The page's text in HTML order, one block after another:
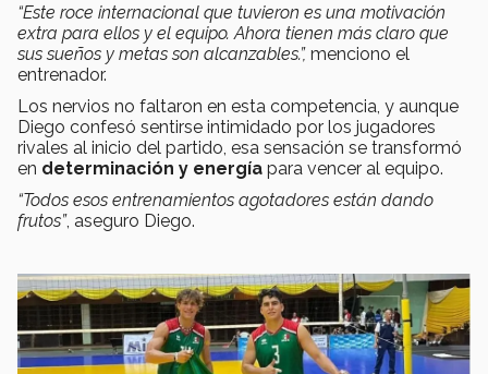
“Este roce internacional que tuvieron es una motivación
extra para ellos y el equipo. Ahora tienen más claro que
sus sueños y metas son alcanzables.”, menciono el
entrenador.
Los nervios no faltaron en esta competencia, y aunque
Diego confesó sentirse intimidado por los jugadores
rivales al inicio del partido, esa sensación se transformó
en determinación y energía para vencer al equipo.
“Todos esos entrenamientos agotadores están dando
frutos”, aseguro Diego.